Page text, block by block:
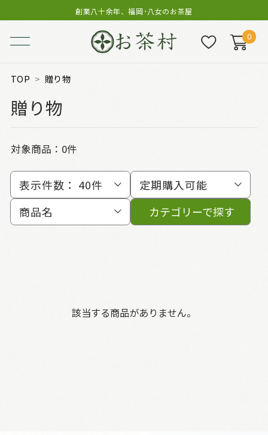
創業八十余年、福岡･八女のお茶屋
0
TOP 贈り物
贈り物
対象商品：0件
表示件数： 40件
定期購入可能
商品名
カテゴリーで探す
該当する商品がありません。